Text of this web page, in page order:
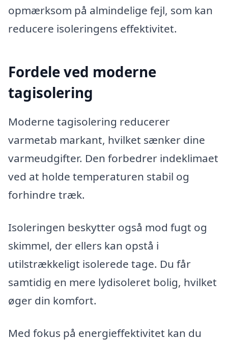
opmærksom på almindelige fejl, som kan
reducere isoleringens effektivitet.
Fordele ved moderne
tagisolering
Moderne tagisolering reducerer
varmetab markant, hvilket sænker dine
varmeudgifter. Den forbedrer indeklimaet
ved at holde temperaturen stabil og
forhindre træk.
Isoleringen beskytter også mod fugt og
skimmel, der ellers kan opstå i
utilstrækkeligt isolerede tage. Du får
samtidig en mere lydisoleret bolig, hvilket
øger din komfort.
Med fokus på energieffektivitet kan du